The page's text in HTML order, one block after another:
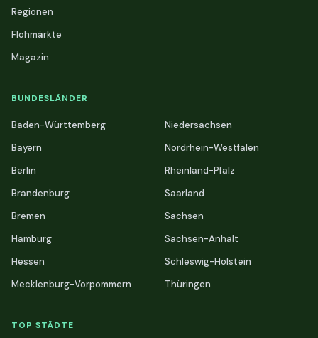
Regionen
Flohmärkte
Magazin
BUNDESLÄNDER
Baden-Württemberg
Bayern
Berlin
Brandenburg
Bremen
Hamburg
Hessen
Mecklenburg-Vorpommern
Niedersachsen
Nordrhein-Westfalen
Rheinland-Pfalz
Saarland
Sachsen
Sachsen-Anhalt
Schleswig-Holstein
Thüringen
TOP STÄDTE